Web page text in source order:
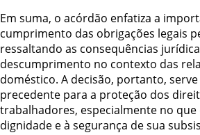
Em suma, o acórdão enfatiza a
cumprimento das obrigações legais
ressaltando as consequências
descumprimento no contexto das
doméstico. A decisão, portanto,
precedente para a proteção dos
trabalhadores, especialmente no que
dignidade e à segurança de sua